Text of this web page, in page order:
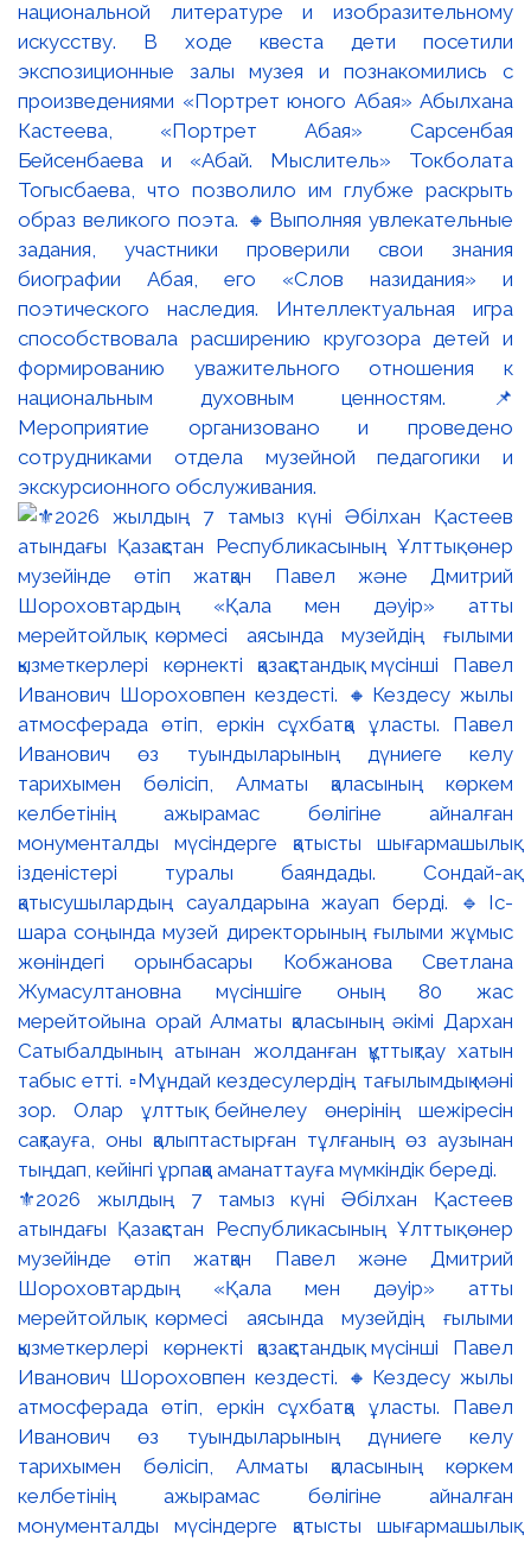
национальной литературе и изобразительному
искусству. В ходе квеста дети посетили
экспозиционные залы музея и познакомились с
произведениями «Портрет юного Абая» Абылхана
Кастеева, «Портрет Абая» Сарсенбая
Бейсенбаева и «Абай. Мыслитель» Токболата
Тогысбаева, что позволило им глубже раскрыть
образ великого поэта. 🔸Выполняя увлекательные
задания, участники проверили свои знания
биографии Абая, его «Слов назидания» и
поэтического наследия. Интеллектуальная игра
способствовала расширению кругозора детей и
формированию уважительного отношения к
национальным духовным ценностям. 📌
Мероприятие организовано и проведено
сотрудниками отдела музейной педагогики и
экскурсионного обслуживания.
⚜️2026 жылдың 7 тамыз күні Әбілхан Қастеев
атындағы Қазақстан Республикасының Ұлттық өнер
музейінде өтіп жатқан Павел және Дмитрий
Шороховтардың «Қала мен дәуір» атты
мерейтойлық көрмесі аясында музейдің ғылыми
қызметкерлері көрнекті қазақстандық мүсінші Павел
Иванович Шороховпен кездесті. 🔸Кездесу жылы
атмосферада өтіп, еркін сұхбатқа ұласты. Павел
Иванович өз туындыларының дүниеге келу
тарихымен бөлісіп, Алматы қаласының көркем
келбетінің ажырамас бөлігіне айналған
монументалды мүсіндерге қатысты шығармашылық